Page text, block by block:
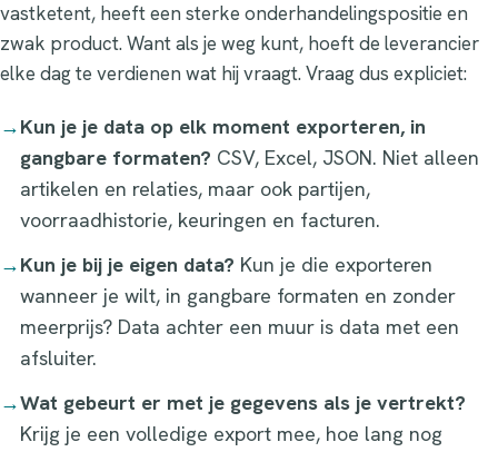
vastketent, heeft een sterke onderhandelingspositie en
zwak product. Want als je weg kunt, hoeft de leverancier
elke dag te verdienen wat hij vraagt. Vraag dus expliciet:
→Kun je je data op elk moment exporteren, in
gangbare formaten? CSV, Excel, JSON. Niet alleen
artikelen en relaties, maar ook partijen,
voorraadhistorie, keuringen en facturen.
→Kun je bij je eigen data? Kun je die exporteren
wanneer je wilt, in gangbare formaten en zonder
meerprijs? Data achter een muur is data met een
afsluiter.
→Wat gebeurt er met je gegevens als je vertrekt?
Krijg je een volledige export mee, hoe lang nog